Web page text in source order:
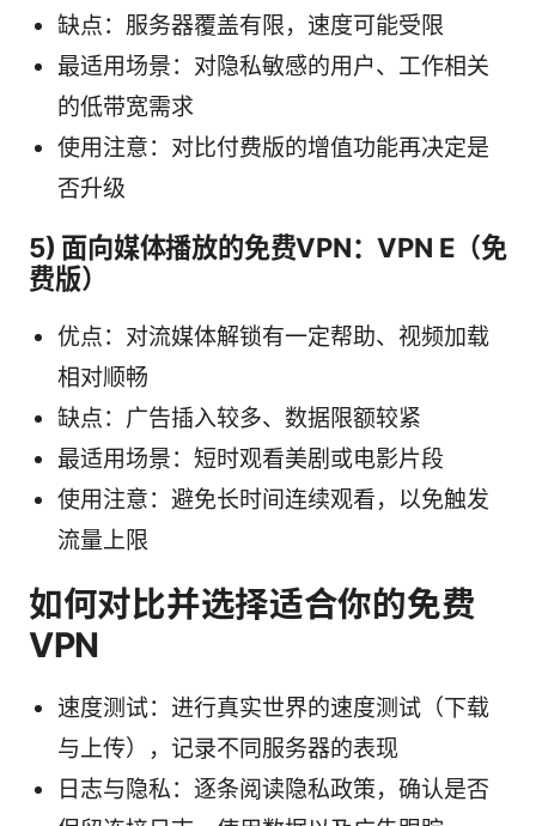
缺点：服务器覆盖有限，速度可能受限
最适用场景：对隐私敏感的用户、工作相关
的低带宽需求
使用注意：对比付费版的增值功能再决定是
否升级
5) 面向媒体播放的免费VPN：VPN E（免
费版）
优点：对流媒体解锁有一定帮助、视频加载
相对顺畅
缺点：广告插入较多、数据限额较紧
最适用场景：短时观看美剧或电影片段
使用注意：避免长时间连续观看，以免触发
流量上限
如何对比并选择适合你的免费
VPN
速度测试：进行真实世界的速度测试（下载
与上传），记录不同服务器的表现
日志与隐私：逐条阅读隐私政策，确认是否